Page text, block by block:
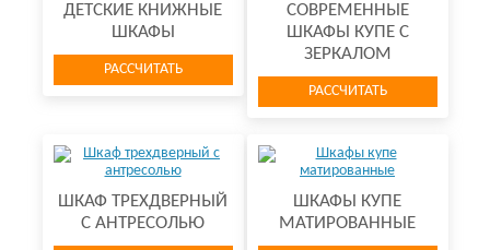
ДЕТСКИЕ КНИЖНЫЕ
ШКАФЫ
РАССЧИТАТЬ
СОВРЕМЕННЫЕ
ШКАФЫ КУПЕ С
ЗЕРКАЛОМ
РАССЧИТАТЬ
ШКАФ ТРЕХДВЕРНЫЙ
С АНТРЕСОЛЬЮ
ШКАФЫ КУПЕ
МАТИРОВАННЫЕ